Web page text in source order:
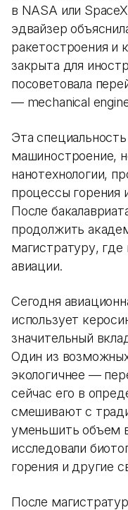
в NASA или
эдвайзер
ракетостроения
закрыта для
посоветовала
— mechanical
Эта
машиностроение,
нанотехнологии,
процессы горения
После
продолжить
магистратуру, где
авиации.
Сегодня
использует
значительный
Один из
экологичнее —
сейчас его в
смешивают с
уменьшить объем
исследовали
горения и другие
После